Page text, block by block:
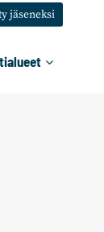
jäseneksi